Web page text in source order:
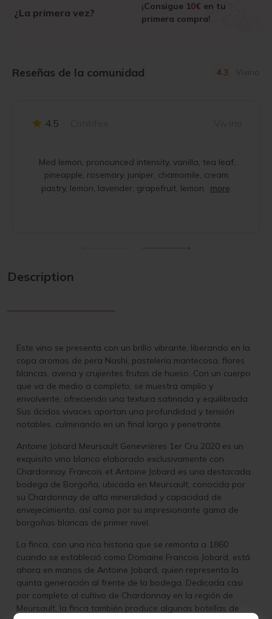
¿La primera vez?
¡Consigue 10€ en tu
primera compra!
Reseñas de la comunidad 4.3 Vivino
4.5
Med lemon, pronounced intensity, vanilla, tea leaf,
pineapple, rosemary, juniper, chamomile, cream,
pastry, lemon, lavender, grapefruit, lemon
more
Description
Este vino se presenta con un brillo vibrante, liberando en la
copa aromas de pera Nashi, pastelería mantecosa, flores
blancas, avena y crujientes frutas de hueso. Con un cuerpo
que va de medio a completo, se muestra amplio y
envolvente, ofreciendo una textura satinada y equilibrada.
Sus ácidos vivaces aportan una profundidad y tensión
notables, culminando en un final largo y penetrante.
Antoine Jobard Meursault Genevrières 1er Cru 2020 es un
exquisito vino blanco elaborado exclusivamente con
Chardonnay. Francois et Antoine Jobard es una destacada
bodega de Borgoña, ubicada en Meursault, conocida por
su Chardonnay de alta mineralidad y capacidad de
envejecimiento, así como por su impresionante gama de
borgoñas blancas de primer nivel.
La finca, con una rica historia que se remonta a 1860
cuando se estableció como Domaine Francois Jobard, está
ahora en manos de Antoine Jobard, quien representa la
quinta generación al frente de la bodega. Dedicada casi
por completo al cultivo de Chardonnay en la región de
Meursault, la finca también produce algunas botellas de